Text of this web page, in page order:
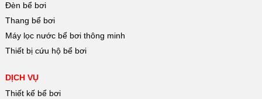
Đèn bể bơi
Thang bể bơi
Máy lọc nước bể bơi thông minh
Thiết bị cứu hộ bể bơi
DỊCH VỤ
Thiết kế bể bơi